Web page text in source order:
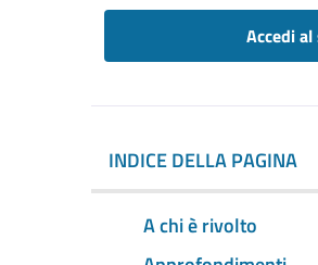
Accedi
INDICE DELLA PAGINA
A chi è rivolto